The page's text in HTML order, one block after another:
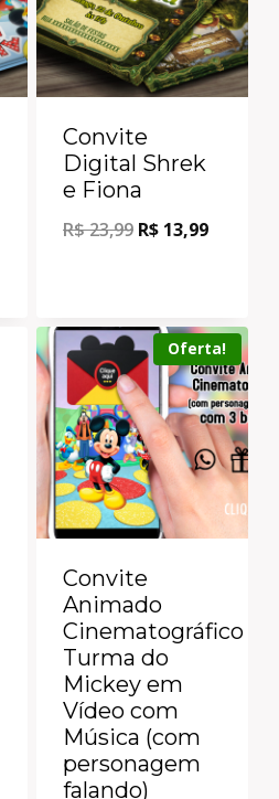
Convite
Digital Shrek
e Fiona
R$23,99 R$ 13,99
Oferta!
Convite
Animado
Cinematográfico
Turma do
Mickey em
Vídeo com
Música (com
personagem
falando)